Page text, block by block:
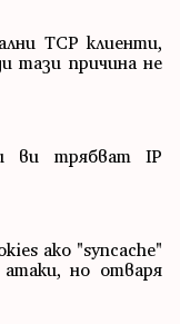
TCP клиенти,
тази причина не
ви трябват IP
ако "syncache"
но отваря